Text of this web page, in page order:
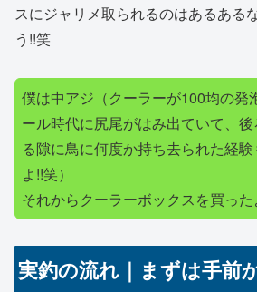
スにジャリメ取られるのはあるある
う!!笑
僕は中アジ（クーラーが100均の発
ール時代に尻尾がはみ出ていて、後
る隙に鳥に何度か持ち去られた経験
よ!!笑）
それからクーラーボックスを買った
実釣の流れ｜まずは手前